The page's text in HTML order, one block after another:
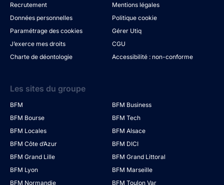
Recrutement
Mentions légales
Données personnelles
Politique cookie
Paramétrage des cookies
Gérer Utiq
J’exerce mes droits
CGU
Charte de déontologie
Accessibilité : non-conforme
Les sites du groupe
BFM
BFM Business
BFM Bourse
BFM Tech
BFM Locales
BFM Alsace
BFM Côte d’Azur
BFM DICI
BFM Grand Lille
BFM Grand Littoral
BFM Lyon
BFM Marseille
BFM Normandie
BFM Toulon Var